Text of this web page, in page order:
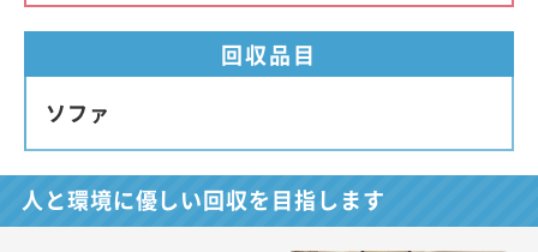
回収品目
ソファ
人と環境に優しい回収を目指します